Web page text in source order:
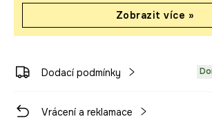
Zobrazit více »
Dodací podmínky
Vrácení a reklamace